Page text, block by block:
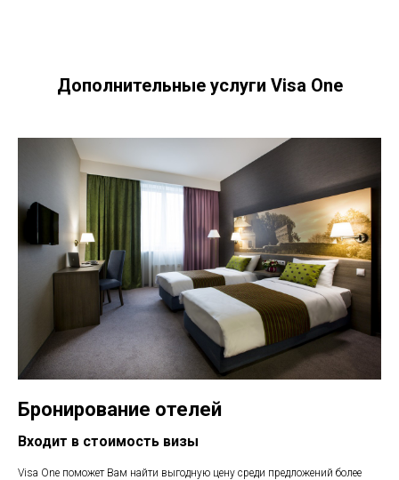
Дополнительные услуги Visa One
Бронирование отелей
Входит в стоимость визы
Visa One поможет Вам найти выгодную цену среди предложений более